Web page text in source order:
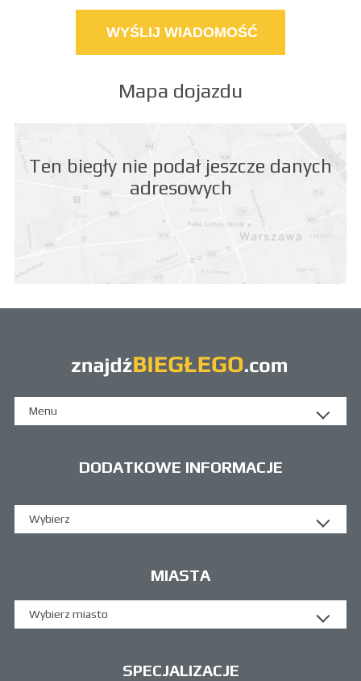
Mapa dojazdu
Ten biegły nie podał jeszcze danych
adresowych
Menu
DODATKOWE INFORMACJE
Wybierz
MIASTA
Wybierz miasto
SPECJALIZACJE